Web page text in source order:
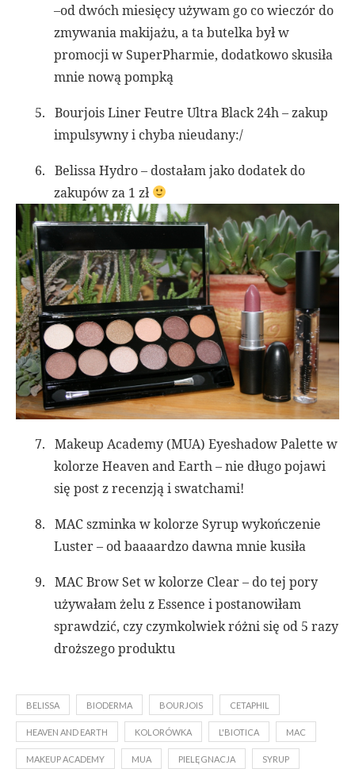
–od dwóch miesięcy używam go co wieczór do
zmywania makijażu, a ta butelka był w
promocji w SuperPharmie, dodatkowo skusiła
mnie nową pompką
5. Bourjois Liner Feutre Ultra Black 24h – zakup
impulsywny i chyba nieudany:/
6. Belissa Hydro – dostałam jako dodatek do
zakupów za 1 zł
7. Makeup Academy (MUA) Eyeshadow Palette w
kolorze Heaven and Earth – nie długo pojawi
się post z recenzją i swatchami!
8. MAC szminka w kolorze Syrup wykończenie
Luster – od baaaardzo dawna mnie kusiła
9. MAC Brow Set w kolorze Clear – do tej pory
używałam żelu z Essence i postanowiłam
sprawdzić, czy czymkolwiek różni się od 5 razy
droższego produktu
BELISSA BIODERMA BOURJOIS CETAPHIL
HEAVEN AND EARTH KOLORÓWKA L'BIOTICA MAC
MAKEUP ACADEMY MUA PIELĘGNACJA SYRUP